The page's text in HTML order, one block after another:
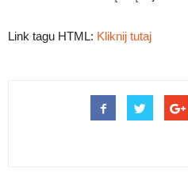
Link tagu HTML: Kliknij tutaj